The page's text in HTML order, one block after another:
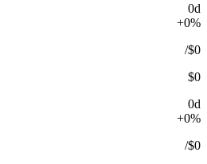
0d
+0%
$0
/
$0
0d
+0%
$0
/